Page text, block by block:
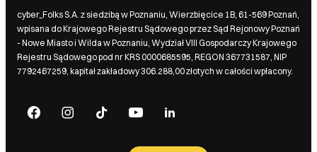
cyber_Folks S.A. z siedzibą w Poznaniu, Wierzbięcice 1B, 61-569 Poznań,
wpisana do Krajowego Rejestru Sądowego przez Sąd Rejonowy Poznań
- Nowe Miasto i Wilda w Poznaniu, Wydział VIII Gospodarczy Krajowego
Rejestru Sądowego pod nr KRS 0000685595, REGON 367731587, NIP
7792467259, kapitał zakładowy 306.288,00 złotych w całości wpłacony.